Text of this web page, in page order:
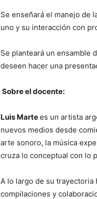
Se enseñará el manejo de
uno y su interacción con
Se planteará un ensamble
deseen hacer una
Sobre el docente:
Luis Martees un artista
nuevos medios desde
arte sonoro, la música
cruza lo conceptual con lo
A lo largo de su trayectoria
compilaciones y